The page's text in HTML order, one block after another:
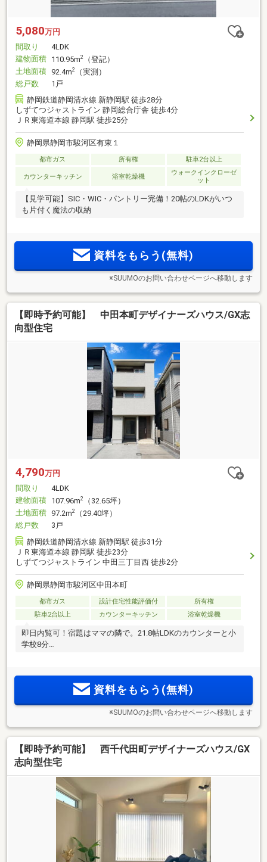
5,080万円
間取り
4LDK
建物面積 110.95m2
（登記）
土地面積 92.4m2
（実測）
総戸数
1戸
静岡鉄道静岡清水線 新静岡駅 徒歩28分
しずてつジャストライン 静岡総合庁舎 徒歩4分
ＪＲ東海道本線 静岡駅 徒歩25分
静岡県静岡市駿河区有東１
都市ガス 所有権 駐車2台以上
カウンターキッチン 浴室乾燥機
ウォークインクローゼ
ット
【見学可能】SIC・WIC・パントリー完備！20帖のLDKがいつ
も片付く魔法の収納
資料をもらう(無料)
※SUUMOのお問い合わせページへ移動します
【即時予約可能】 中田本町デザイナーズハウス/GX志
向型住宅
4,790万円
間取り
4LDK
建物面積 107.96m2
（32.65坪）
土地面積 97.2m2
（29.40坪）
総戸数
3戸
静岡鉄道静岡清水線 新静岡駅 徒歩31分
ＪＲ東海道本線 静岡駅 徒歩23分
しずてつジャストライン 中田三丁目西 徒歩2分
静岡県静岡市駿河区中田本町
都市ガス 設計住宅性能評価付
所有権
駐車2台以上
カウンターキッチン 浴室乾燥機
即日内覧可！宿題はママの隣で。21.8帖LDKのカウンターと小
学校8分
資料をもらう(無料)
※SUUMOのお問い合わせページへ移動します
【即時予約可能】 西千代田町デザイナーズハウス/GX
志向型住宅